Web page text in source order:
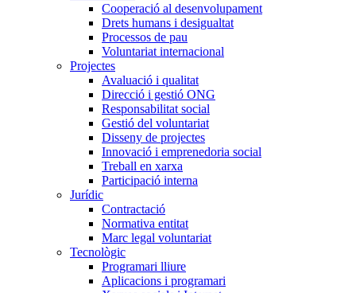
Cooperació al desenvolupament
Drets humans i desigualtat
Processos de pau
Voluntariat internacional
Projectes
Avaluació i qualitat
Direcció i gestió ONG
Responsabilitat social
Gestió del voluntariat
Disseny de projectes
Innovació i emprenedoria social
Treball en xarxa
Participació interna
Jurídic
Contractació
Normativa entitat
Marc legal voluntariat
Tecnològic
Programari lliure
Aplicacions i programari